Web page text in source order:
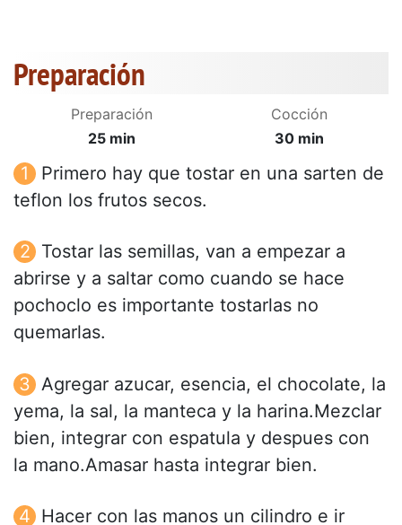
Preparación
Preparación
25 min
Cocción
30 min
Primero hay que tostar en una sarten de
teflon los frutos secos.
Tostar las semillas, van a empezar a
abrirse y a saltar como cuando se hace
pochoclo es importante tostarlas no
quemarlas.
Agregar azucar, esencia, el chocolate, la
yema, la sal, la manteca y la harina.Mezclar
bien, integrar con espatula y despues con
la mano.Amasar hasta integrar bien.
Hacer con las manos un cilindro e ir